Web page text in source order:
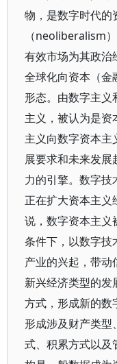
物，是数字时代的
（neoliberalism
有效市场为其政治
全球化向资本（金
形态。由数字主义
主义，被认为是资
主义向数字资本
展要求和未来发
力的引擎。数字
正在扩大资本主义
说，数字资本主义
条件下，以数字技
产业的兴起，带
新兴经济类型的
方式，形成新的数
形成涉及财产类型
式、积累方式以及